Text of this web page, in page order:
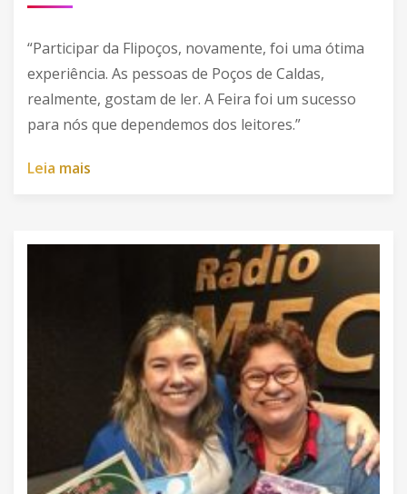
“Participar da Flipoços, novamente, foi uma ótima
experiência. As pessoas de Poços de Caldas,
realmente, gostam de ler. A Feira foi um sucesso
para nós que dependemos dos leitores.”
Leia mais